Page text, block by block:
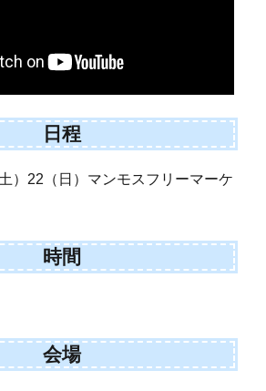
日程
）22（日）マンモスフリーマーケ
時間
会場